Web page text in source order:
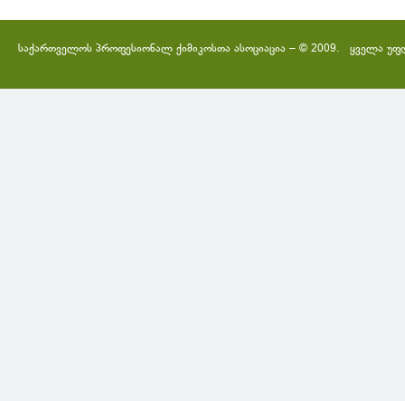
საქართველოს პროფესიონალ ქიმიკოსთა ასოციაცია – © 2009. ყველა